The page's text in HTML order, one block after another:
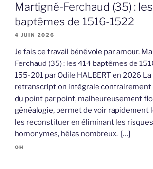
Martigné-Ferchaud (35) :
baptêmes de 1516-1522
4 JUIN 2026
Je fais ce travail bénévole par amour.
Ferchaud (35) : les 414 baptêmes de
155-201 par Odile HALBERT en 2026 La
retranscription intégrale contrairement
du point par point, malheureusement
généalogie, permet de voir rapidement
les reconstituer en éliminant les
homonymes, hélas nombreux. […]
OH